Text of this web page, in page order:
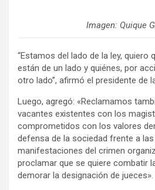
Imagen: Quique
“Estamos del lado de la ley, quiero
están de un lado y quiénes, por
otro lado”, afirmó el presidente de
Luego, agregó: «Reclamamos
vacantes existentes con los
comprometidos con los valores
defensa de la sociedad frente a
manifestaciones del crimen
proclamar que se quiere combatir
demorar la designación de jueces».